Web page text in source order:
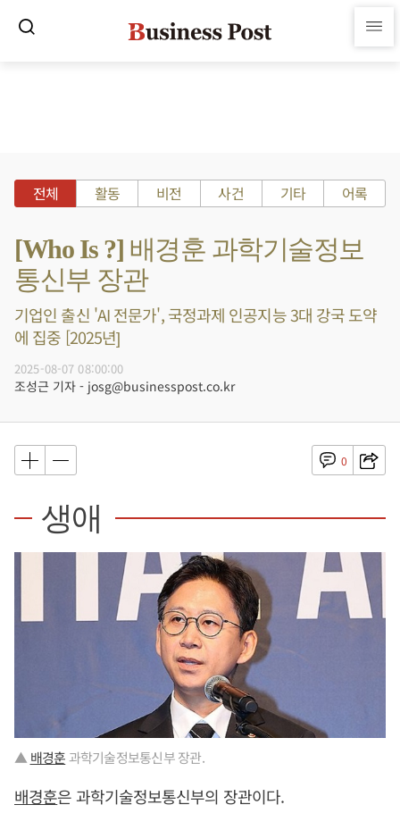
전체 활동 비전 사건 기타 어록
[Who Is ?] 배경훈 과학기술정보
통신부 장관
기업인 출신 'AI 전문가', 국정과제 인공지능 3대 강국 도약
에 집중 [2025년]
2025-08-07 08:00:00
조성근 기자 - josg@businesspost.co.kr
0
생애
▲ 배경훈과학기술정보통신부 장관.
배경훈은 과학기술정보통신부의 장관이다.